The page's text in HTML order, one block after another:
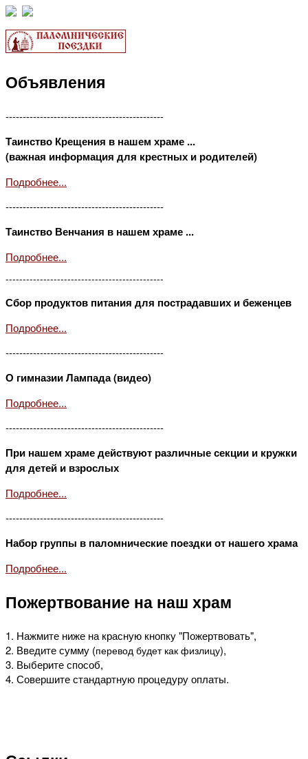
Объявления
----------------------------------------------
Таинство Крещения в нашем храме ...
(важная информация для крестных и родителей)
Подробнее...
----------------------------------------------
Таинство Венчания в нашем храме ...
Подробнее...
----------------------------------------------
Сбор продуктов питания для пострадавших и беженцев
Подробнее...
----------------------------------------------
О гимназии Лампада (видео)
Подробнее...
----------------------------------------------
При нашем храме действуют различные секции и кружки
для детей и взрослых
Подробнее...
----------------------------------------------
Набор группы в паломнические поездки от нашего храма
Подробнее...
Пожертвование на наш храм
1. Нажмите ниже на красную кнопку "Пожертвовать",
2. Введите сумму (перевод будет как физлицу),
3. Выберите способ,
4. Совершите стандартную процедуру оплаты.